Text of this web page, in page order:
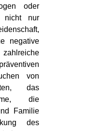
oder
nicht nur
negative
von
das
die
Familie
des